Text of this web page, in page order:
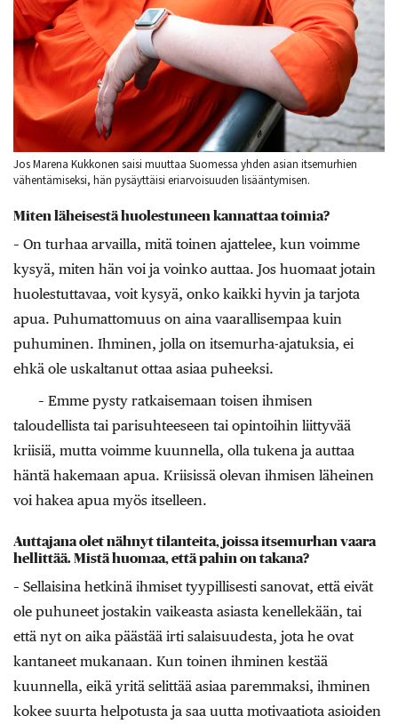
Jos Marena Kukkonen saisi muuttaa Suomessa yhden asian itsemurhien
vähentämiseksi, hän pysäyttäisi eriarvoisuuden lisääntymisen.
Miten läheisestä huolestuneen kannattaa toimia?
– On turhaa arvailla, mitä toinen ajattelee, kun voimme
kysyä, miten hän voi ja voinko auttaa. Jos huomaat jotain
huolestuttavaa, voit kysyä, onko kaikki hyvin ja tarjota
apua. Puhumattomuus on aina vaarallisempaa kuin
puhuminen. Ihminen, jolla on itsemurha-ajatuksia, ei
ehkä ole uskaltanut ottaa asiaa puheeksi.
– Emme pysty ratkaisemaan toisen ihmisen
taloudellista tai parisuhteeseen tai opintoihin liittyvää
kriisiä, mutta voimme kuunnella, olla tukena ja auttaa
häntä hakemaan apua. Kriisissä olevan ihmisen läheinen
voi hakea apua myös itselleen.
Auttajana olet nähnyt tilanteita, joissa itsemurhan vaara
hellittää. Mistä huomaa, että pahin on takana?
– Sellaisina hetkinä ihmiset tyypillisesti sanovat, että eivät
ole puhuneet jostakin vaikeasta asiasta kenellekään, tai
että nyt on aika päästää irti salaisuudesta, jota he ovat
kantaneet mukanaan. Kun toinen ihminen kestää
kuunnella, eikä yritä selittää asiaa paremmaksi, ihminen
kokee suurta helpotusta ja saa uutta motivaatiota asioiden